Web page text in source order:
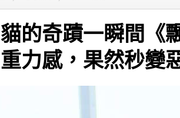
貓的奇蹟一瞬間《
重力感，果然秒變